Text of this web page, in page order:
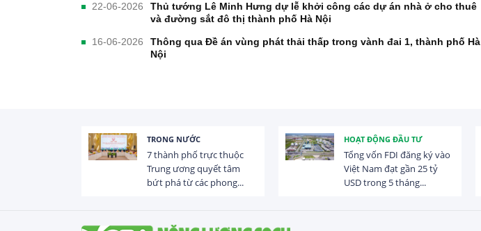
22-06-2026
Thủ tướng Lê Minh Hưng dự lễ khởi công các dự án nhà ở cho thuê
và đường sắt đô thị thành phố Hà Nội
16-06-2026
Thông qua Đề án vùng phát thải thấp trong vành đai 1, thành phố Hà
Nội
TRONG NƯỚC
7 thành phố trực thuộc
Trung ương quyết tâm
bứt phá từ các phong...
HOẠT ĐỘNG ĐẦU TƯ
Tổng vốn FDI đăng ký vào
Việt Nam đạt gần 25 tỷ
USD trong 5 tháng...